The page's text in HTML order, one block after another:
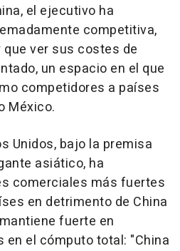
el ejecutivo ha
competitiva,
ver sus costes de
un espacio en el que
competidores a países
México.
Unidos, bajo la premisa
asiático, ha
comerciales más fuertes
en detrimento de China
fuerte en
el cómputo total: "China